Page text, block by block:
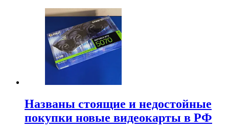
Названы стоящие и недостойные
покупки новые видеокарты в РФ